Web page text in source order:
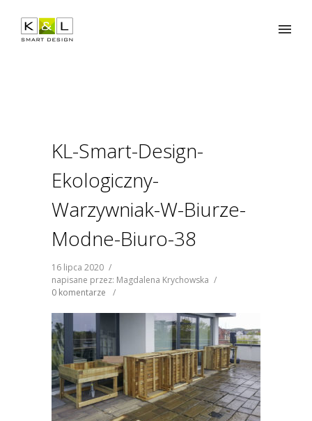
KL-Smart-Design-
Ekologiczny-
Warzywniak-W-Biurze-
Modne-Biuro-38
16 lipca 2020 /
napisane przez: Magdalena Krychowska /
0 komentarze
/